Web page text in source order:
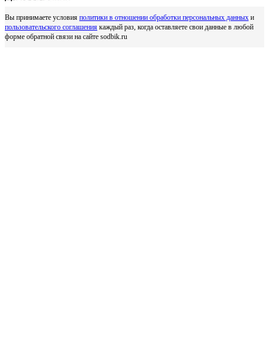
Вы принимаете условия политики в отношении обработки персональных данных и
пользовательского соглашения каждый раз, когда оставляете свои данные в любой
форме обратной связи на сайте sodbik.ru